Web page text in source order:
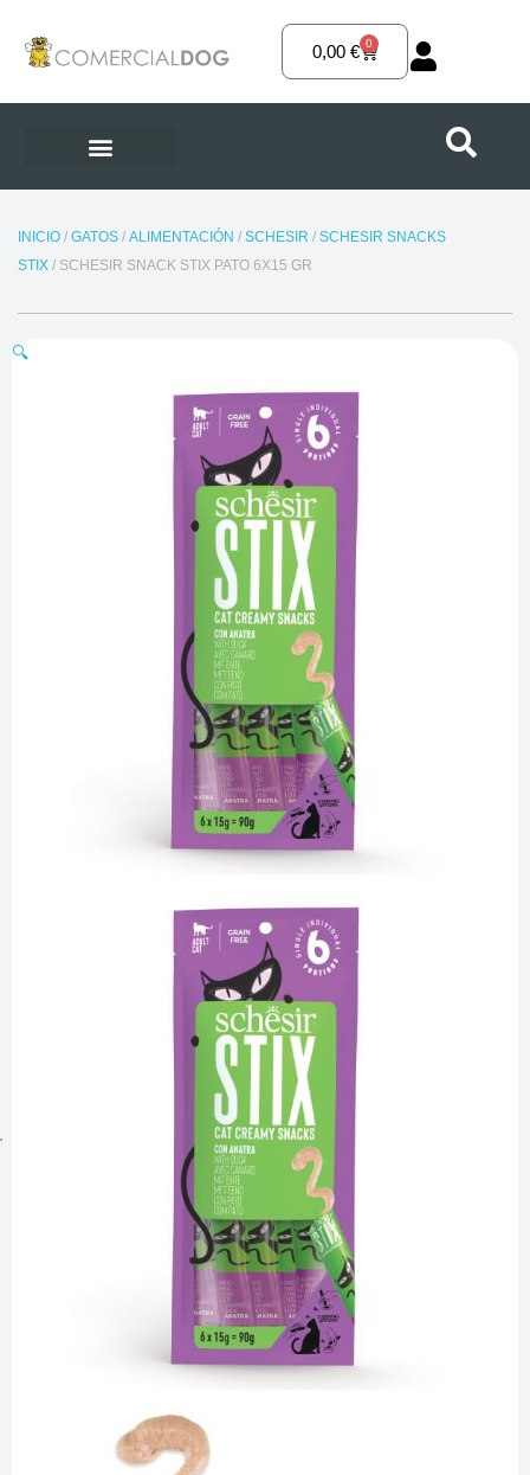
contenido
0,00€ 0
Carrito
INICIO/ GATOS/ ALIMENTACIÓN / SCHESIR / SCHESIR SNACKS
STIX/ SCHESIR SNACK STIX PATO 6X15 GR
🔍